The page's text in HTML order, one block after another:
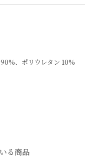
、ポリウレタン 10%
る商品